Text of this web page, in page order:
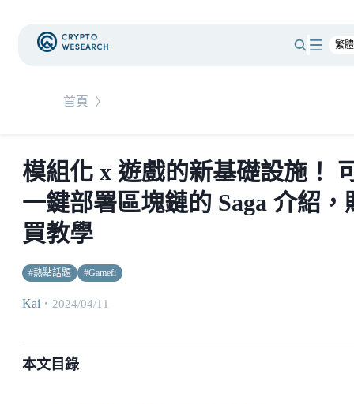
首頁 〉
模組化 x 遊戲的新基礎設施！
一鍵部署區塊鏈的 Saga 介紹，
買教學
#熱點話題 #Gamefi
Kai ・ 2024/04/11
本文目錄